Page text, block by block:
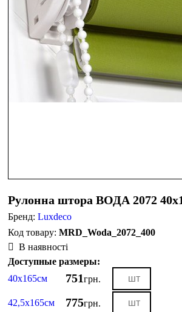
Рулонна штора ВОДА 2072
Бренд:Luxdeco
MRD_Woda_2072_400
В наявності
Доступные размеры:
40х165см
751грн.
42,5х165см 775грн.